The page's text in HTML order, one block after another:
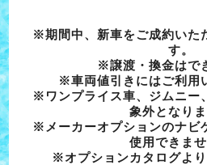
※期間中、新車をご成約いた
す。
※譲渡・換金はで
※車両値引きにはご利用
※ワンプライス車、ジムニー
象外となりま
※メーカーオプションのナビ
使用できませ
※オプションカタログより